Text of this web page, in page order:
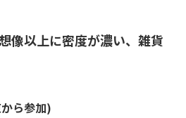
像以上に密度が濃い、雑貨
ら参加)